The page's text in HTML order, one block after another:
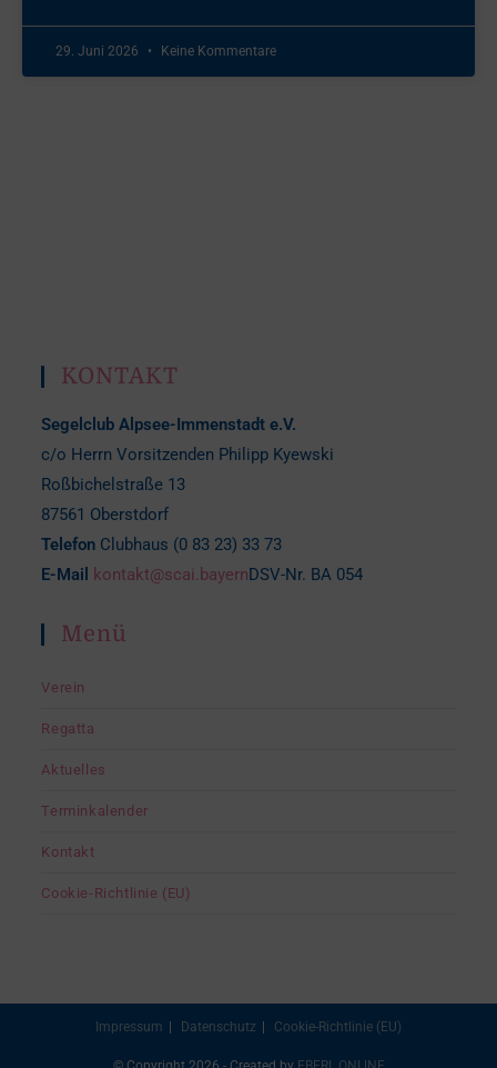
29. Juni 2026 Keine Kommentare
KONTAKT
Segelclub Alpsee-Immenstadt e.V.
c/o Herrn Vorsitzenden Philipp Kyewski
Roßbichelstraße 13
87561 Oberstdorf
Telefon Clubhaus (0 83 23) 33 73
E-Mail
kontakt@scai.bayernDSV-Nr. BA 054
Menü
Verein
Regatta
Aktuelles
Terminkalender
Kontakt
Cookie-Richtlinie (EU)
Impressum Datenschutz Cookie-Richtlinie (EU)